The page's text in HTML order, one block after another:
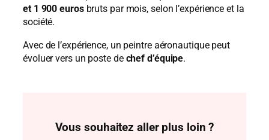
et 1 900 eurosbruts par mois, selon l’expérience et la
société.
Avec de l’expérience, un peintre aéronautique peut
évoluer vers un poste de chef d’équipe.
Vous souhaitez aller plus loin ?